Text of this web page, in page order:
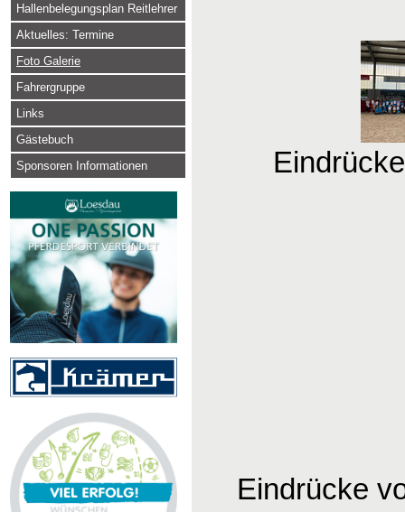
Hallenbelegungsplan Reitlehrer
Aktuelles: Termine
Foto Galerie
Fahrergruppe
Links
Gästebuch
Sponsoren Informationen
Eindrücke